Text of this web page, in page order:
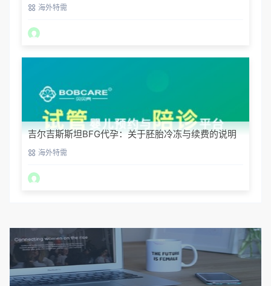
海外特需
吉尔吉斯斯坦BFG代孕：关于胚胎冷冻与续费的说明
海外特需